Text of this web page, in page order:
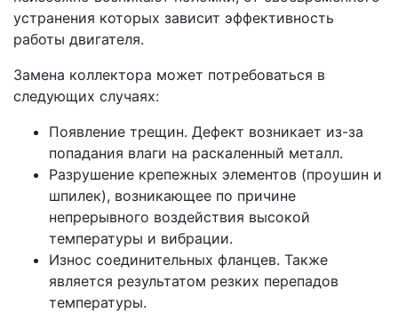
устранения которых зависит эффективность
работы двигателя.
Замена коллектора может потребоваться в
следующих случаях:
Появление трещин. Дефект возникает из-за
попадания влаги на раскаленный металл.
Разрушение крепежных элементов (проушин и
шпилек), возникающее по причине
непрерывного воздействия высокой
температуры и вибрации.
Износ соединительных фланцев. Также
является результатом резких перепадов
температуры.